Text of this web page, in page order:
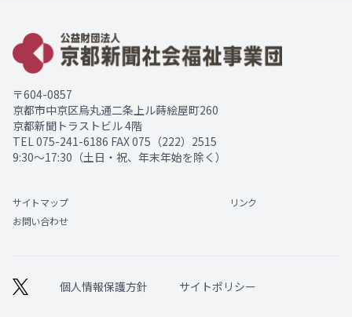
〒604-0857
京都市中京区烏丸通二条上ル蒔絵屋町260
京都新聞トラストビル 4階
TEL 075-241-6186 FAX 075（222）2515
9:30～17:30（土日・祝、年末年始を除く）
サイトマップ
リンク
お問い合わせ
個人情報保護方針 サイトポリシー